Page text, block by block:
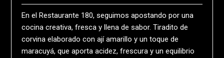
En el Restaurante 180, seguimos apostando por una
cocina creativa, fresca y llena de sabor. Tiradito de
corvina elaborado con ají amarillo y un toque de
maracuyá, que aporta acidez, frescura y un equilibrio